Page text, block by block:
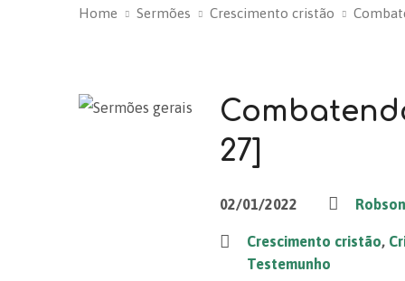
Home Sermões Crescimento cristão
27]
02/01/2022
Crescimento cristão,
Testemunho